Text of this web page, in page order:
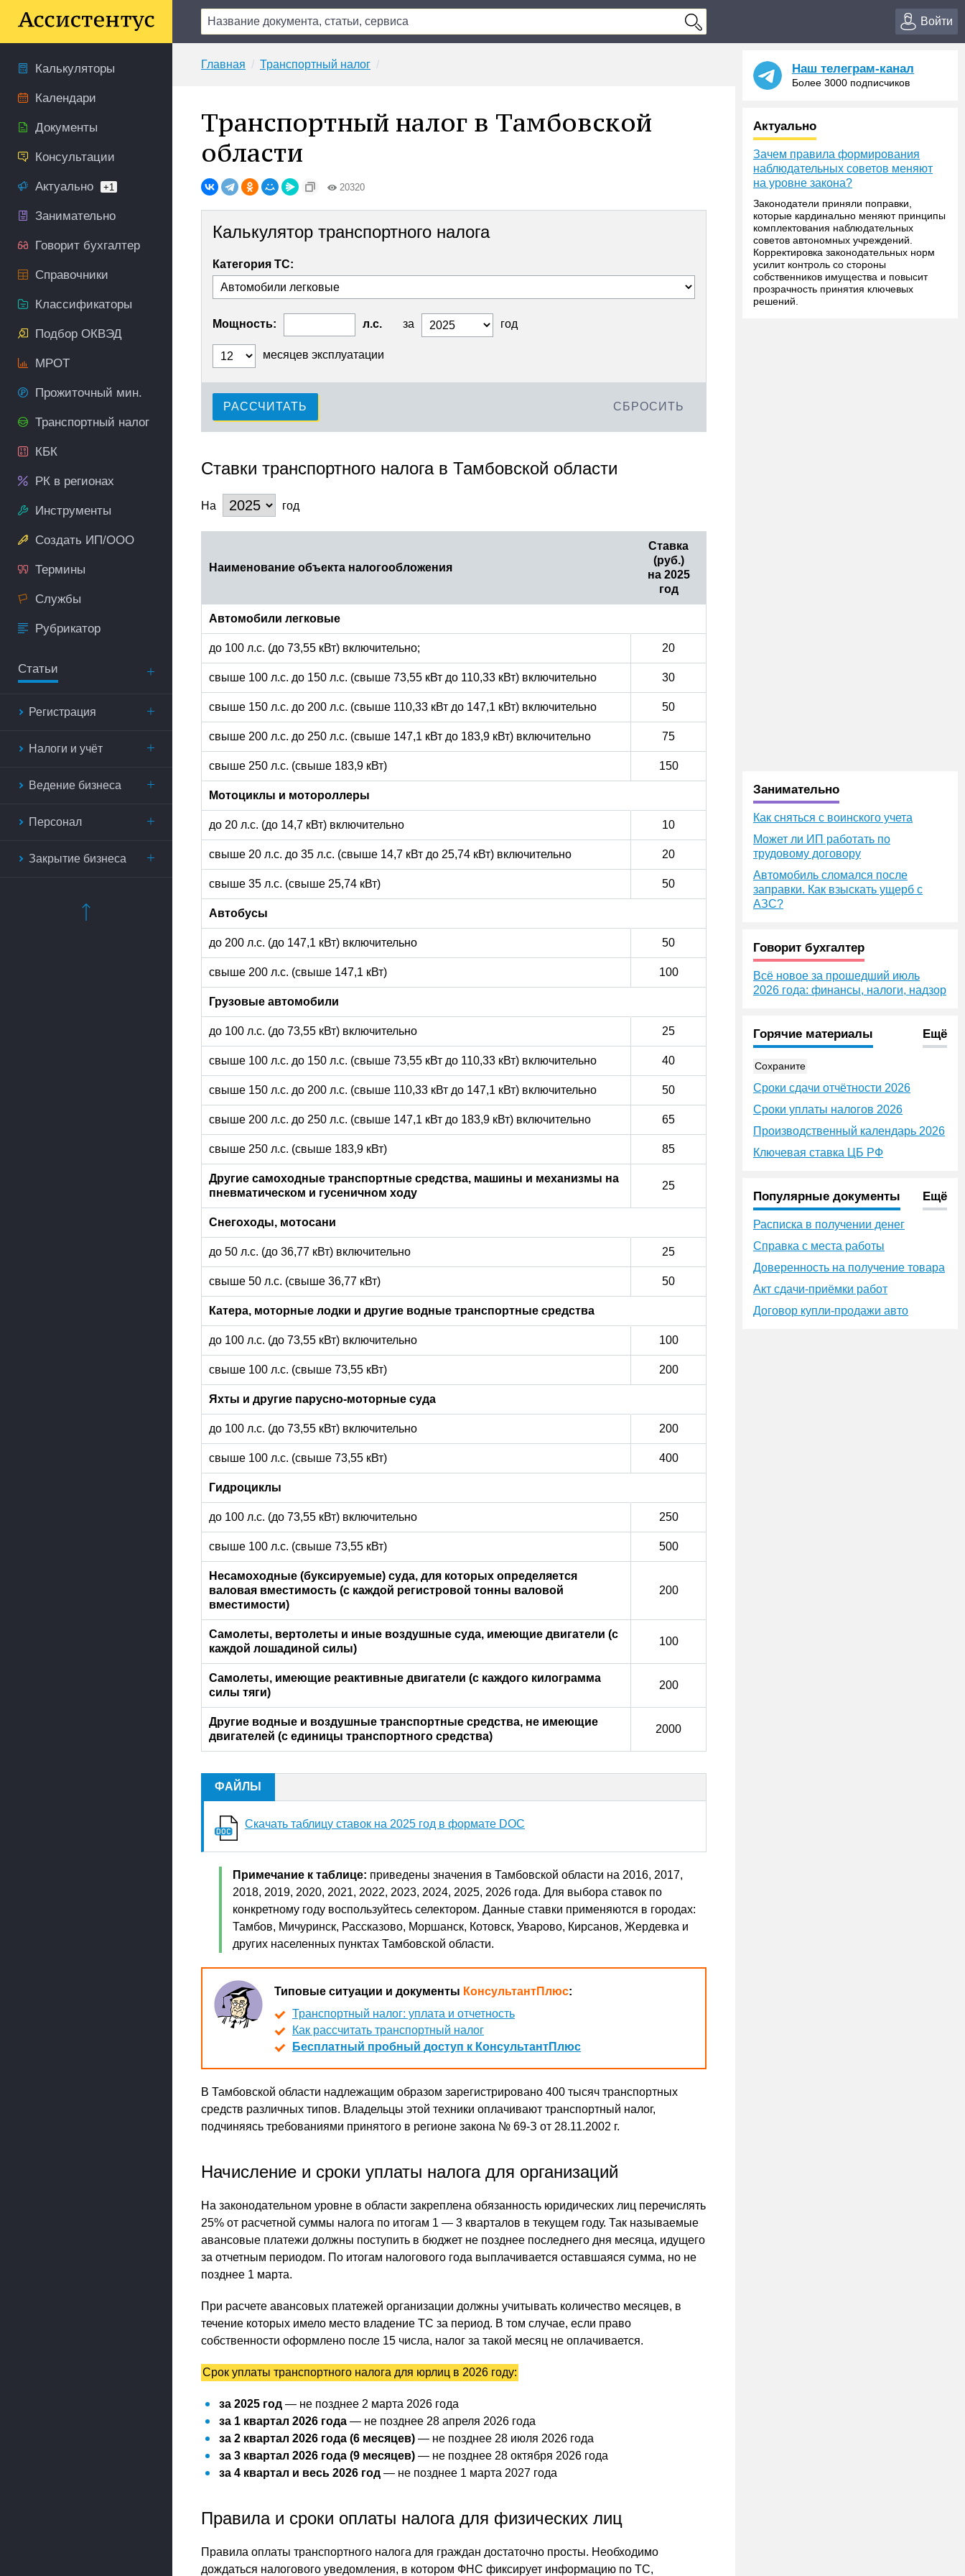
Войти
Калькуляторы
Календари
Документы
Консультации
Актуально +1
Занимательно
Говорит бухгалтер
Справочники
Классификаторы
Подбор ОКВЭД
МРОТ
Прожиточный мин.
Транспортный налог
КБК
РК в регионах
Инструменты
Создать ИП/ООО
Термины
Службы
Рубрикатор
Статьи
Регистрация
Налоги и учёт
Ведение бизнеса
Персонал
Закрытие бизнеса
Главная Транспортный налог
Транспортный налог в Тамбовской
области
20320
Калькулятор транспортного налога
Категория ТС:
Мощность: л.с. за год
месяцев эксплуатации
РАССЧИТАТЬ СБРОСИТЬ
Ставки транспортного налога в Тамбовской области
На год
Наименование объекта налогообложения
Ставка
(руб.)
на 2025
год
Автомобили легковые
до 100 л.с. (до 73,55 кВт) включительно; 20
свыше 100 л.с. до 150 л.с. (свыше 73,55 кВт до 110,33 кВт) включительно 30
свыше 150 л.с. до 200 л.с. (свыше 110,33 кВт до 147,1 кВт) включительно 50
свыше 200 л.с. до 250 л.с. (свыше 147,1 кВт до 183,9 кВт) включительно 75
свыше 250 л.с. (свыше 183,9 кВт) 150
Мотоциклы и мотороллеры
до 20 л.с. (до 14,7 кВт) включительно 10
свыше 20 л.с. до 35 л.с. (свыше 14,7 кВт до 25,74 кВт) включительно 20
свыше 35 л.с. (свыше 25,74 кВт) 50
Автобусы
до 200 л.с. (до 147,1 кВт) включительно 50
свыше 200 л.с. (свыше 147,1 кВт) 100
Грузовые автомобили
до 100 л.с. (до 73,55 кВт) включительно 25
свыше 100 л.с. до 150 л.с. (свыше 73,55 кВт до 110,33 кВт) включительно 40
свыше 150 л.с. до 200 л.с. (свыше 110,33 кВт до 147,1 кВт) включительно 50
свыше 200 л.с. до 250 л.с. (свыше 147,1 кВт до 183,9 кВт) включительно 65
свыше 250 л.с. (свыше 183,9 кВт) 85
Другие самоходные транспортные средства, машины и механизмы на
пневматическом и гусеничном ходу
25
Снегоходы, мотосани
до 50 л.с. (до 36,77 кВт) включительно 25
свыше 50 л.с. (свыше 36,77 кВт) 50
Катера, моторные лодки и другие водные транспортные средства
до 100 л.с. (до 73,55 кВт) включительно 100
свыше 100 л.с. (свыше 73,55 кВт) 200
Яхты и другие парусно-моторные суда
до 100 л.с. (до 73,55 кВт) включительно 200
свыше 100 л.с. (свыше 73,55 кВт) 400
Гидроциклы
до 100 л.с. (до 73,55 кВт) включительно 250
свыше 100 л.с. (свыше 73,55 кВт) 500
Несамоходные (буксируемые) суда, для которых определяется
валовая вместимость (с каждой регистровой тонны валовой
вместимости)
200
Самолеты, вертолеты и иные воздушные суда, имеющие двигатели (с
каждой лошадиной силы)
100
Самолеты, имеющие реактивные двигатели (с каждого килограмма
силы тяги)
200
Другие водные и воздушные транспортные средства, не имеющие
двигателей (с единицы транспортного средства)
2000
ФАЙЛЫ
Скачать таблицу ставок на 2025 год в формате DOC
Примечание к таблице: приведены значения в Тамбовской области на 2016, 2017,
2018, 2019, 2020, 2021, 2022, 2023, 2024, 2025, 2026 года. Для выбора ставок по
конкретному году воспользуйтесь селектором. Данные ставки применяются в городах:
Тамбов, Мичуринск, Рассказово, Моршанск, Котовск, Уварово, Кирсанов, Жердевка и
других населенных пунктах Тамбовской области.
Типовые ситуации и документы КонсультантПлюс:
Транспортный налог: уплата и отчетность
Как рассчитать транспортный налог
Бесплатный пробный доступ к КонсультантПлюс
В Тамбовской области надлежащим образом зарегистрировано 400 тысяч транспортных
средств различных типов. Владельцы этой техники оплачивают транспортный налог,
подчиняясь требованиями принятого в регионе закона № 69-З от 28.11.2002 г.
Начисление и сроки уплаты налога для организаций
На законодательном уровне в области закреплена обязанность юридических лиц перечислять
25% от расчетной суммы налога по итогам 1 — 3 кварталов в текущем году. Так называемые
авансовые платежи должны поступить в бюджет не позднее последнего дня месяца, идущего
за отчетным периодом. По итогам налогового года выплачивается оставшаяся сумма, но не
позднее 1 марта.
При расчете авансовых платежей организации должны учитывать количество месяцев, в
течение которых имело место владение ТС за период. В том случае, если право
собственности оформлено после 15 числа, налог за такой месяц не оплачивается.
Срок уплаты транспортного налога для юрлиц в 2026 году:
за 2025 год — не позднее 2 марта 2026 года
за 1 квартал 2026 года — не позднее 28 апреля 2026 года
за 2 квартал 2026 года (6 месяцев) — не позднее 28 июля 2026 года
за 3 квартал 2026 года (9 месяцев) — не позднее 28 октября 2026 года
за 4 квартал и весь 2026 год — не позднее 1 марта 2027 года
Правила и сроки оплаты налога для физических лиц
Правила оплаты транспортного налога для граждан достаточно просты. Необходимо
дождаться налогового уведомления, в котором ФНС фиксирует информацию по ТС,
Наш телеграм-канал
Более 3000 подписчиков
Актуально
Зачем правила формирования
наблюдательных советов меняют
на уровне закона?
Законодатели приняли поправки,
которые кардинально меняют принципы
комплектования наблюдательных
советов автономных учреждений.
Корректировка законодательных норм
усилит контроль со стороны
собственников имущества и повысит
прозрачность принятия ключевых
решений.
Занимательно
Как сняться с воинского учета
Может ли ИП работать по
трудовому договору
Автомобиль сломался после
заправки. Как взыскать ущерб с
АЗС?
Говорит бухгалтер
Всё новое за прошедший июль
2026 года: финансы, налоги, надзор
Горячие материалы Ещё
Сохраните
Сроки сдачи отчётности 2026
Сроки уплаты налогов 2026
Производственный календарь 2026
Ключевая ставка ЦБ РФ
Популярные документы Ещё
Расписка в получении денег
Справка с места работы
Доверенность на получение товара
Акт сдачи-приёмки работ
Договор купли-продажи авто